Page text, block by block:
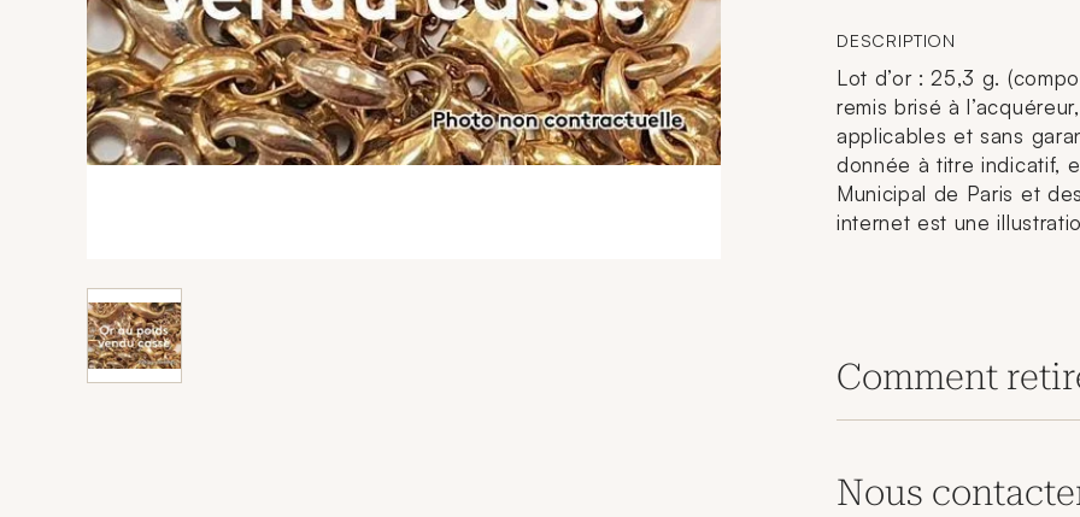
DESCRIPTION
Lot d’or : 25,3 g.
remis brisé à
applicables et sans
donnée à titre indicatif,
Municipal de Paris et
internet est une
Comment
Nous